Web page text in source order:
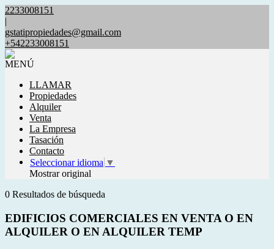
2233008151
|
gstatipropiedades@gmail.com
+542233008151
MENÚ
LLAMAR
Propiedades
Alquiler
Venta
La Empresa
Tasación
Contacto
Seleccionar idioma ▼
Mostrar original
0 Resultados de búsqueda
EDIFICIOS COMERCIALES EN VENTA O EN
ALQUILER O EN ALQUILER TEMP